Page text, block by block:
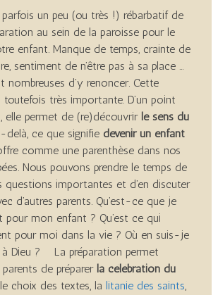
un peu (ou très !) rébarbatif de
au sein de la paroisse pour le
enfant. Manque de temps, crainte de
sentiment de n’être pas à sa place …
nombreuses d’y renoncer. Cette
toutefois très importante. D’un point
elle permet de (re)découvrir le sens du
ce que signifie devenir un enfant
comme une parenthèse dans nos
Nous pouvons prendre le temps de
questions importantes et d’en discuter
d’autres parents. Qu’est-ce que je
pour mon enfant ? Qu’est ce qui
pour moi dans la vie ? Où en suis-je
à Dieu ? La préparation permet
de préparer la célébration du
choix des textes, la litanie des saints,